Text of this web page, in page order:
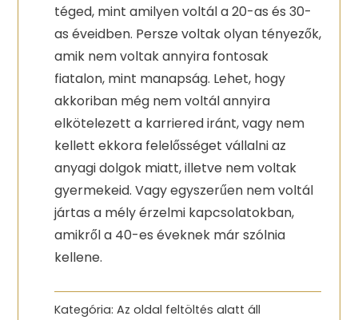
téged, mint amilyen voltál a 20-as és 30-
as éveidben. Persze voltak olyan tényezők,
amik nem voltak annyira fontosak
fiatalon, mint manapság. Lehet, hogy
akkoriban még nem voltál annyira
elkötelezett a karriered iránt, vagy nem
kellett ekkora felelősséget vállalni az
anyagi dolgok miatt, illetve nem voltak
gyermekeid. Vagy egyszerűen nem voltál
jártas a mély érzelmi kapcsolatokban,
amikről a 40-es éveknek már szólnia
kellene.
Kategória: Az oldal feltöltés alatt áll